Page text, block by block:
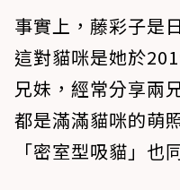
事實上，藤彩子是
這對貓咪是她於
兄妹，經常分享兩
都是滿滿貓咪的萌
「密室型吸貓」也